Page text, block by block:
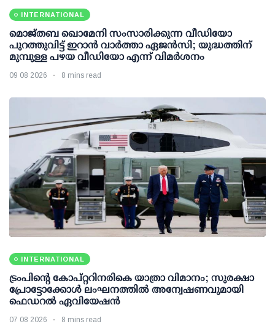
INTERNATIONAL
മൊജ്തബ ഖൊമേനി സംസാരിക്കുന്ന വീഡിയോ
പുറത്തുവിട്ട് ഇറാന്‍ വാര്‍ത്താ ഏജന്‍സി; യുദ്ധത്തിന്
മുമ്പുള്ള പഴയ വീഡിയോ എന്ന് വിമര്‍ശനം
09 08 2026 8 mins read
INTERNATIONAL
ട്രംപിന്റെ കോപ്റ്ററിനരികെ യാത്രാ വിമാനം; സുരക്ഷാ
പ്രോട്ടോക്കോള്‍ ലംഘനത്തില്‍ അന്വേഷണവുമായി
ഫെഡറല്‍ ഏവിയേഷന്‍
07 08 2026 8 mins read